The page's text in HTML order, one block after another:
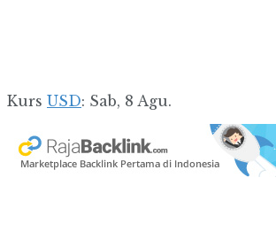
Kurs USD: Sab, 8 Agu.